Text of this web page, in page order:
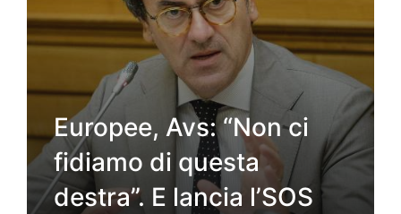
Europee, Avs: “Non ci
fidiamo di questa
destra”. E lancia l’SOS